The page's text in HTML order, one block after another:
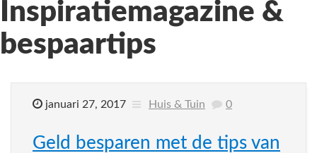
Inspiratiemagazine &
bespaartips
januari 27, 2017 Huis & Tuin 0
Geld besparen met de tips van